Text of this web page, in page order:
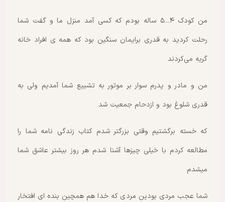
من کودک ۴…۵ ساله بودم که کسی آمد منزل ما و گفت شما
رحلت کردید به قدری برایمان سنگین بود که همه ی افراد خانه
گریه می‌کردند
من و مادر و پدرم سوار بر موتور به تشییع شما آمدیم ولی به
قدری شلوغ بود و ازدحام جمعیت شد
که خسته برگشتیم وقتی بزرگتر شدم کتاب زندگی نامه شما را
مطالعه کردم با خیلی چیزها آشنا شدم هر روز بیشتر عاشق شما
میشدم
شما عجب مردی بودین مردی که خدا هم همچین بنده ای افتخار